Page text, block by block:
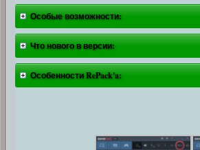
Особые возможности:
Что нового в версии:
Особенности RePack'a: